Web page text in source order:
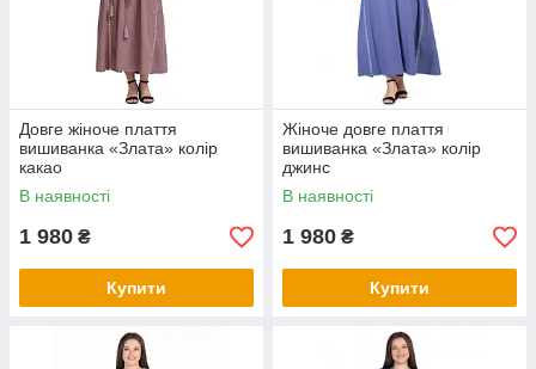
Довге жіноче плаття
вишиванка «Злата» колір
какао
В наявності
1 980 ₴
Купити
Жіноче довге плаття
вишиванка «Злата» колір
джинс
В наявності
1 980 ₴
Купити